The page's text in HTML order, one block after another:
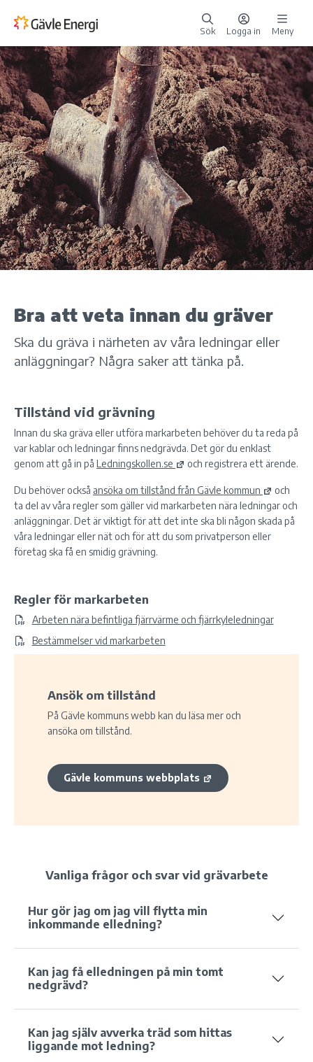
Sök Logga in Meny
Bra att veta innan du gräver
Ska du gräva i närheten av våra ledningar eller
anläggningar? Några saker att tänka på.
Tillstånd vid grävning
Innan du ska gräva eller utföra markarbeten behöver du ta reda på
var kablar och ledningar finns nedgrävda. Det gör du enklast
genom att gå in på Ledningskollen.se och registrera ett ärende.
Du behöver också ansöka om tillstånd från Gävle kommun
och
ta del av våra regler som gäller vid markarbeten nära ledningar och
anläggningar. Det är viktigt för att det inte ska bli någon skada på
våra ledningar eller nät och för att du som privatperson eller
företag ska få en smidig grävning.
Regler för markarbeten
Arbeten nära befintliga fjärrvärme och fjärrkyleledningar
Bestämmelser vid markarbeten
Ansök om tillstånd
På Gävle kommuns webb kan du läsa mer och
ansöka om tillstånd.
Gävle kommuns webbplats
Vanliga frågor och svar vid grävarbete
Hur gör jag om jag vill flytta min
inkommande elledning?
Kan jag få elledningen på min tomt
nedgrävd?
Kan jag själv avverka träd som hittas
liggande mot ledning?